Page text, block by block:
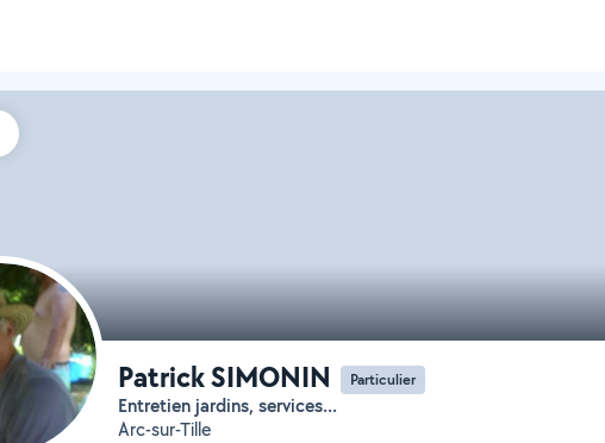
Patrick SIMONIN Particulier
Entretien jardins, services...
Arc-sur-Tille